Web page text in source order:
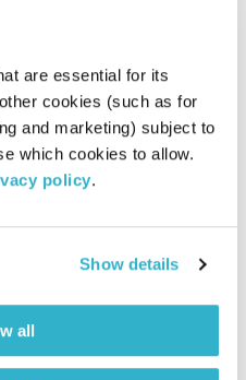
are essential for its
cookies (such as for
and marketing) subject to
which cookies to allow.
policy.
Show details
all
עולם קטן – 16.2.22
אורי בנקהלטר
16.02.22
01:59:09